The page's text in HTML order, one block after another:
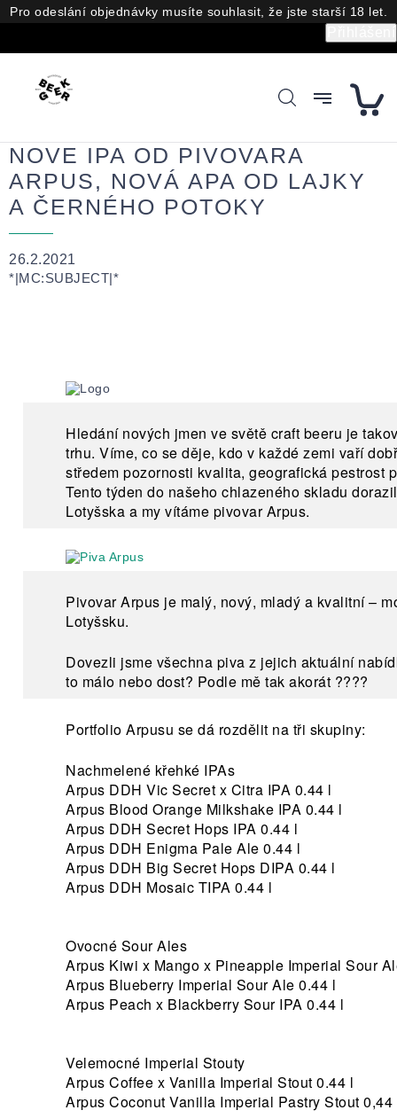
ř
j
Pro odeslání objednávky musíte souhlasit, že jste starší 18 let.
NOVE IPA OD PIVOVARA
ARPUS, NOVÁ APA OD LAJKY
A ČERNÉHO POTOKY
26.2.2021
*|MC:SUBJECT|*
Hledání nových jmen ve světě craft beeru je
trhu. Víme, co se děje, kdo v každé zemi vaří
středem pozornosti kvalita, geografická pestrost
Tento týden do našeho chlazeného skladu
Lotyšska a my vítáme pivovar Arpus.
Pivovar Arpus je malý, nový, mladý a kvalitní –
Lotyšsku.
Dovezli jsme všechna piva z jejich aktuální
to málo nebo dost? Podle mě tak akorát ????
Portfolio Arpusu se dá rozdělit na tři skupiny:
Nachmelené křehké IPAs
Arpus DDH Vic Secret x Citra IPA 0.44 l
Arpus Blood Orange Milkshake IPA 0.44 l
Arpus DDH Secret Hops IPA 0.44 l
Arpus DDH Enigma Pale Ale 0.44 l
Arpus DDH Big Secret Hops DIPA 0.44 l
Arpus DDH Mosaic TIPA 0.44 l
Ovocné Sour Ales
Arpus Kiwi x Mango x Pineapple Imperial Sour
Arpus Blueberry Imperial Sour Ale 0.44 l
Arpus Peach x Blackberry Sour IPA 0.44 l
Velemocné Imperial Stouty
Arpus Coffee x Vanilla Imperial Stout 0.44 l
Arpus Coconut Vanilla Imperial Pastry Stout 0,44